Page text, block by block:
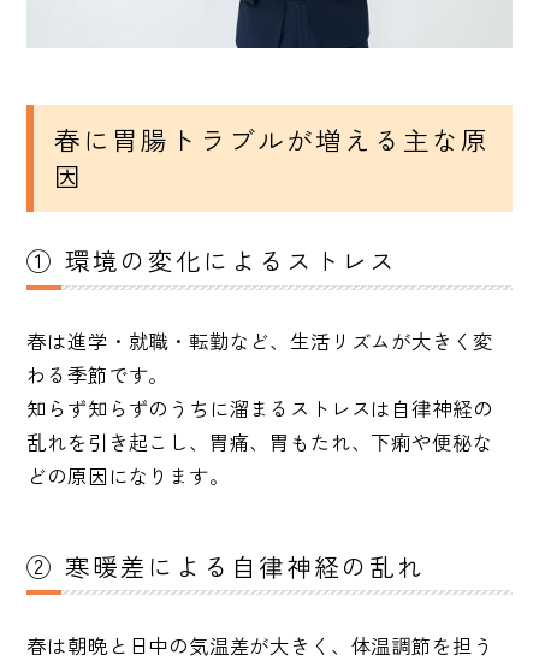
春に胃腸トラブルが増える主な原
因
① 環境の変化によるストレス
春は進学・就職・転勤など、生活リズムが大きく変
わる季節です。
知らず知らずのうちに溜まるストレスは自律神経の
乱れを引き起こし、胃痛、胃もたれ、下痢や便秘な
どの原因になります。
② 寒暖差による自律神経の乱れ
春は朝晩と日中の気温差が大きく、体温調節を担う